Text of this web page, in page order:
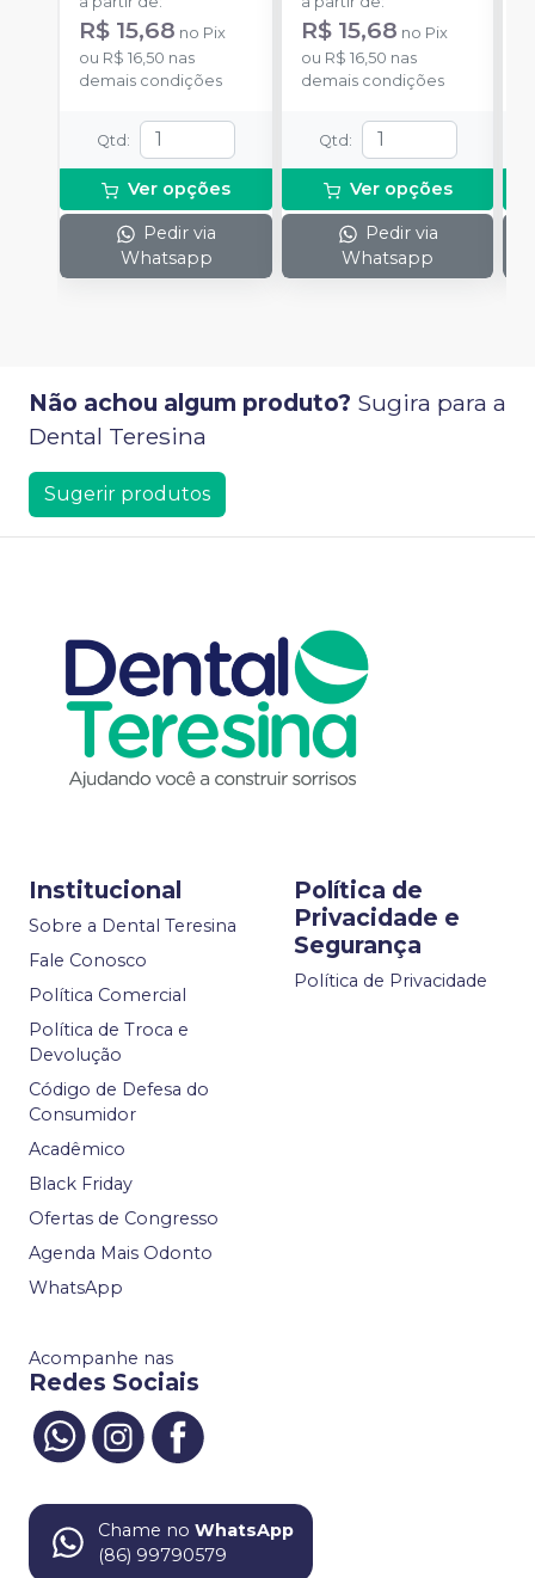
R$ 15,68 no Pix
ou R$ 16,50 nas
demais condições
Qtd :
Ver opções
Pedir via
Whatsapp
R$ 15,68 no Pix
ou R$ 16,50 nas
demais condições
Qtd :
Ver opções
Pedir via
Whatsapp
Não achou algum produto? Sugira para a
Dental Teresina
Sugerir produtos
Institucional
Sobre a Dental Teresina
Fale Conosco
Política Comercial
Política de Troca e
Devolução
Código de Defesa do
Consumidor
Acadêmico
Black Friday
Ofertas de Congresso
Agenda Mais Odonto
WhatsApp
Política de
Privacidade e
Segurança
Política de Privacidade
Acompanhe nas
Redes Sociais
Chame no WhatsApp
(86) 99790579